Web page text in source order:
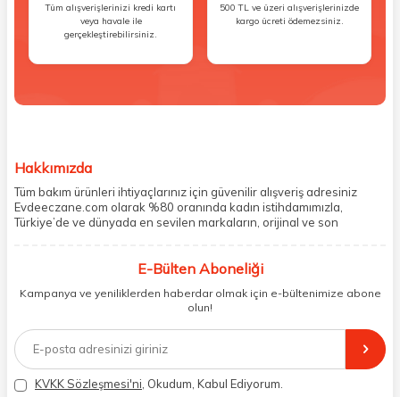
Tüm alışverişlerinizi kredi kartı
veya havale ile
gerçekleştirebilirsiniz.
500 TL ve üzeri alışverişlerinizde
kargo ücreti ödemezsiniz.
Hakkımızda
Tüm bakım ürünleri ihtiyaçlarınız için güvenilir alışveriş adresiniz
Evdeeczane.com olarak %80 oranında kadın istihdamımızla,
Türkiye’de ve dünyada en sevilen markaların, orijinal ve son
paketliyoruz. Herhangi bir durumdan dolayı olumsuz olarak geri
müşteri temsilcilerimiz aracılığı ile gerekli tüm desteği sağlıyoruz.
2017 yılından bugüne, yüzlerce marka ve binlerce ürün seçeneğini
doğrudan markalardan ya da markaların yetkili Türkiye
distribütörlerinden faturalı olarak tedarik ediyor ve müşterilerimize
aynı şekilde faturalı ve orijinal ambalajlarda gönderim sağlıyoruz.
Paketleme sürecinde geri dönüştürülebilir malzemeler kullanarak
atık oranımızı en aza indiriyor ve daha yaşanabilir bir dünya
E-Bülten Aboneliği
Kampanya ve yeniliklerden haberdar olmak için e-bültenimize abone
olun!
KVKK Sözleşmesi'ni , Okudum, Kabul Ediyorum.